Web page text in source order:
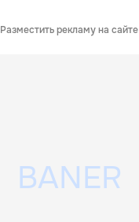
Разместить рекламу на сайте